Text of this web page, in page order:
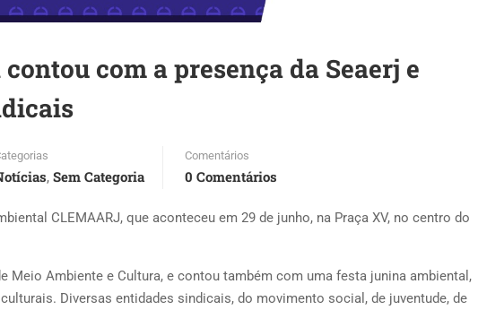
com a presença da Seaerj e
, Sem Categoria
Comentários
0 Comentários
CLEMAARJ, que aconteceu em 29 de junho, na Praça XV, no centro do
Meio Ambiente e Cultura, e contou também com uma festa junina ambiental,
Diversas entidades sindicais, do movimento social, de juventude, de